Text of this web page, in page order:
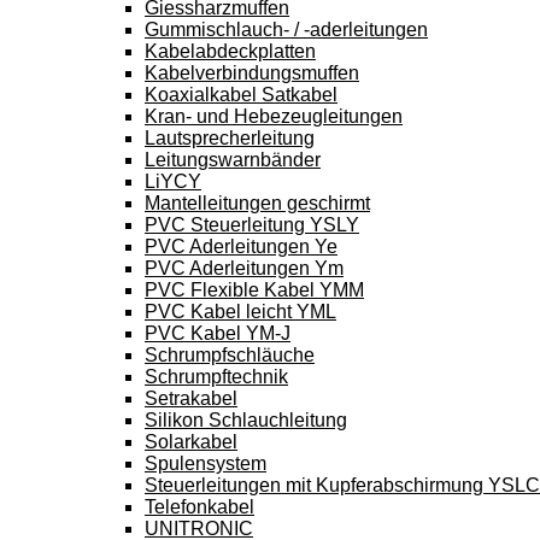
Giessharzmuffen
Gummischlauch- / -aderleitungen
Kabelabdeckplatten
Kabelverbindungsmuffen
Koaxialkabel Satkabel
Kran- und Hebezeugleitungen
Lautsprecherleitung
Leitungswarnbänder
LiYCY
Mantelleitungen geschirmt
PVC Steuerleitung YSLY
PVC Aderleitungen Ye
PVC Aderleitungen Ym
PVC Flexible Kabel YMM
PVC Kabel leicht YML
PVC Kabel YM-J
Schrumpfschläuche
Schrumpftechnik
Setrakabel
Silikon Schlauchleitung
Solarkabel
Spulensystem
Steuerleitungen mit Kupferabschirmung
Telefonkabel
UNITRONIC